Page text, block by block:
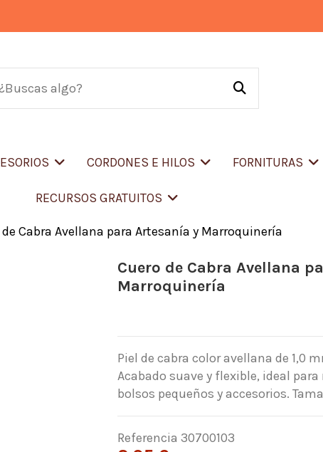
CORDONES E HILOS FORNITURAS
RECURSOS GRATUITOS
de Cabra Avellana para Artesanía y Marroquinería
Cuero de Cabra Avellana
Marroquinería
Piel de cabra color avellana de 1,0
Acabado suave y flexible, ideal
bolsos pequeños y accesorios.
Referencia 30700103